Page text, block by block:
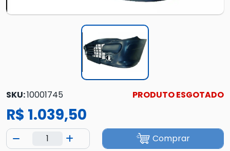
SKU:10001745 PRODUTO ESGOTADO
R$ 1.039,50
Comprar